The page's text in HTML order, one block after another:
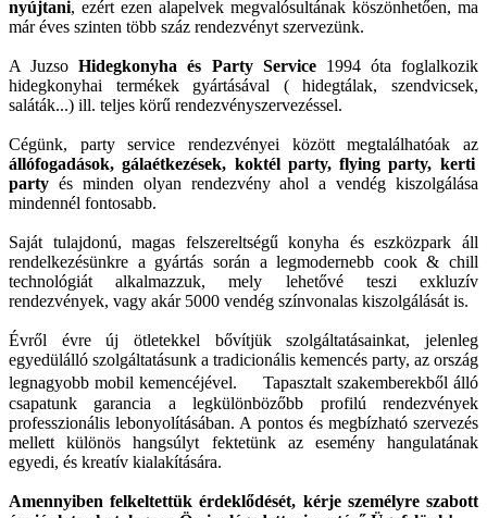
nyújtani, ezért ezen alapelvek megvalósultának köszönhetően, ma
már éves szinten több száz rendezvényt szervezünk.
A JuzsoHidegkonyha és Party Service1994 óta foglalkozik
hidegkonyhai termékek gyártásával ( hidegtálak, szendvicsek,
saláták...) ill. teljes körű rendezvényszervezéssel.
Cégünk, party service rendezvényei között megtalálhatóak az
állófogadások, gálaétkezések, koktél party, flying party, kerti
party és minden olyan rendezvény ahol a vendég kiszolgálása
mindennél fontosabb.
Saját tulajdonú, magas felszereltségű konyha és eszközpark áll
rendelkezésünkre a gyártás során a legmodernebb cook & chill
technológiát alkalmazzuk, mely lehetővé teszi exkluzív
rendezvények, vagy akár 5000 vendég színvonalas kiszolgálását is.
Évről évre új ötletekkel bővítjük szolgáltatásainkat, jelenleg
egyedülálló szolgáltatásunk a tradicionális kemencés party, az ország
legnagyobb mobil kemencéjével. Tapasztalt szakemberekből álló
csapatunk garancia a legkülönbözőbb profilú rendezvények
professzionális lebonyolításában. A pontos és megbízható szervezés
mellett különös hangsúlyt fektetünk az esemény hangulatának
egyedi, és kreatív kialakítására.
Amennyiben felkeltettük érdeklődését, kérje személyre szabott